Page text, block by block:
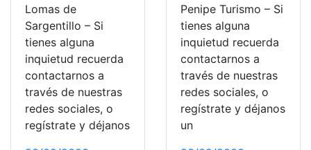
Lomas de
Sargentillo – Si
tienes alguna
inquietud recuerda
contactarnos a
través de nuestras
redes sociales, o
regístrate y déjanos
Penipe Turismo – Si
tienes alguna
inquietud recuerda
contactarnos a
través de nuestras
redes sociales, o
regístrate y déjanos
un